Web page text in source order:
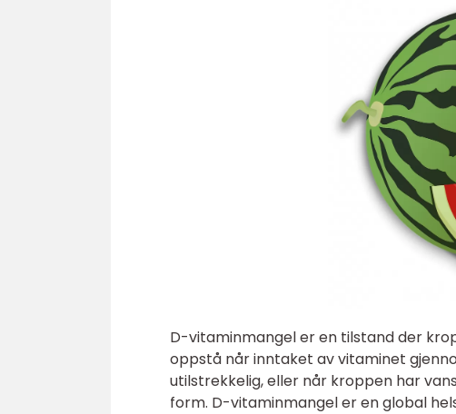
D-vitaminmangel er en tilstand der
oppstå når inntaket av vitaminet
utilstrekkelig, eller når kroppen har
form. D-vitaminmangel er en global